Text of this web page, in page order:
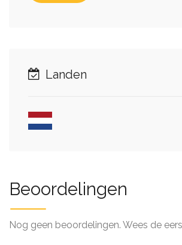
Landen
Beoordelingen
Nog geen beoordelingen. Wees de